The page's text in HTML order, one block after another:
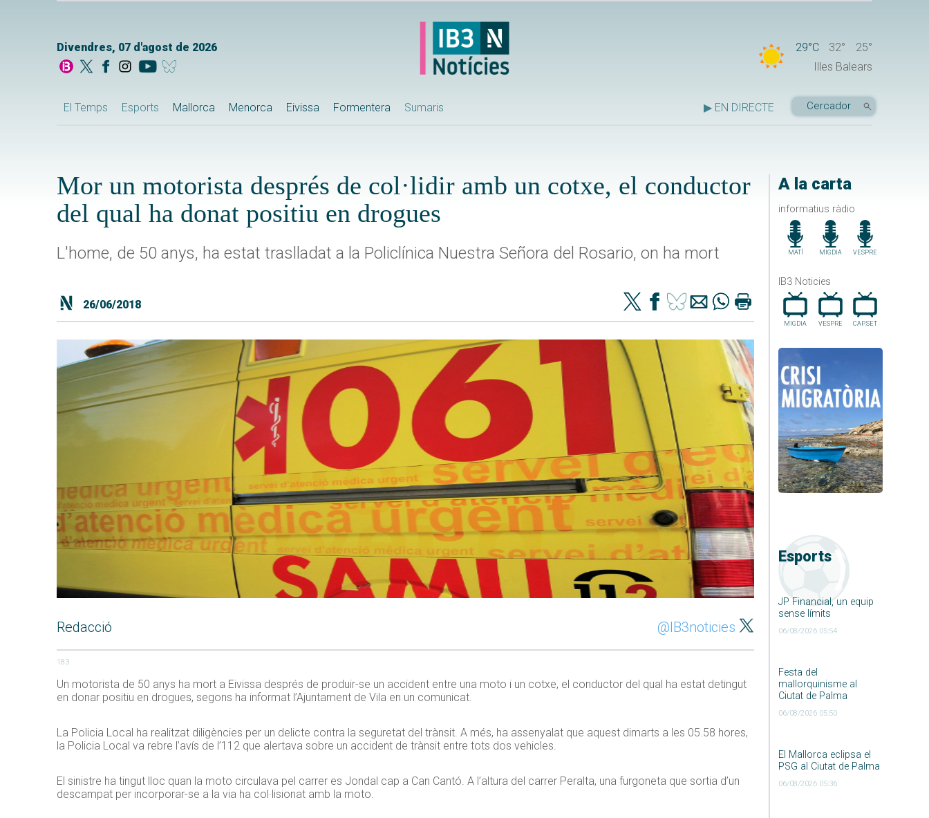
Divendres, 07 d'agost de 2026 29°C 32°
25°
Illes Balears
El Temps Esports Mallorca Menorca Eivissa Formentera Sumaris ▶ EN DIRECTE
A la carta
informatius ràdio
MATÍ MIGDIA VESPRE
IB3 Noticies
MIGDIA VESPRE CAP.SET
Esports
JP Financial, un equip
sense límits
06/08/2026 05:54
Festa del
mallorquinisme al
Ciutat de Palma
06/08/2026 05:50
El Mallorca eclipsa el
PSG al Ciutat de Palma
06/08/2026 05:36
Mor un motorista després de col·lidir amb un cotxe, el conductor
del qual ha donat positiu en drogues
L'home, de 50 anys, ha estat traslladat a la Policlínica Nuestra Señora del Rosario, on ha mort
26/06/2018
Redacció @IB3noticies
183
Un motorista de 50 anys ha mort a Eivissa després de produir-se un accident entre una moto i un cotxe, el conductor del qual ha estat detingut
en donar positiu en drogues, segons ha informat l’Ajuntament de Vila en un comunicat.
La Policia Local ha realitzat diligències per un delicte contra la seguretat del trànsit. A més, ha assenyalat que aquest dimarts a les 05.58 hores,
la Policia Local va rebre l’avís de l’112 que alertava sobre un accident de trànsit entre tots dos vehicles.
El sinistre ha tingut lloc quan la moto circulava pel carrer es Jondal cap a Can Cantó. A l’altura del carrer Peralta, una furgoneta que sortia d’un
descampat per incorporar-se a la via ha col·lisionat amb la moto.